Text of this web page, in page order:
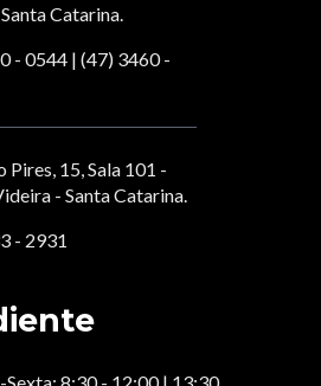
Catarina.
- 0544 | (47) 3460 -
Pires, 15, Sala 101 -
- Santa Catarina.
- 2931